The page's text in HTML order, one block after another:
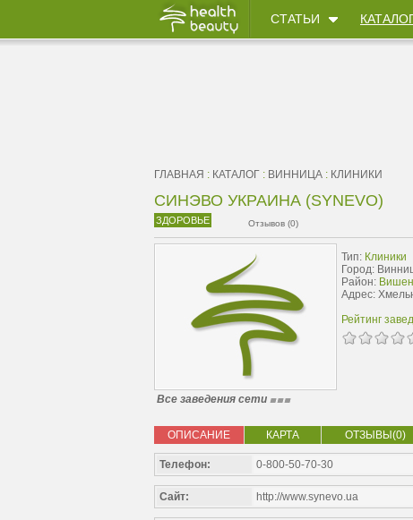
СТАТЬИ
ГЛАВНАЯ : КАТАЛОГ : ВИННИЦА : КЛИНИКИ
СИНЭВО УКРАИНА (SYNEVO)
ЗДОРОВЬЕ Отзывов (0)
Тип: Клиники
Город:
Район:
Адрес:
Рейтинг
Все заведения сети
ОПИСАНИЕ КАРТА ОТЗЫВЫ(0)
Телефон: 0-800-50-70-30
Сайт: http://www.synevo.ua